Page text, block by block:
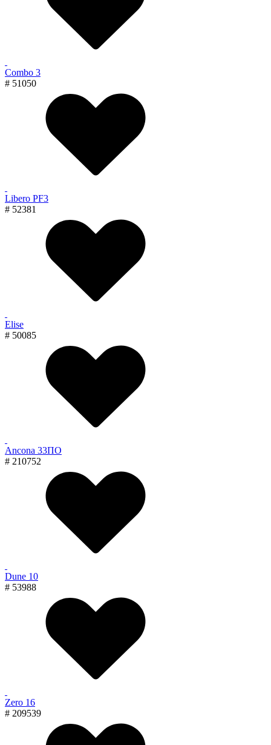
Combo 3
# 51050
Libero PF3
# 52381
Elise
# 50085
Ancona 33ПО
# 210752
Dune 10
# 53988
Zero 16
# 209539